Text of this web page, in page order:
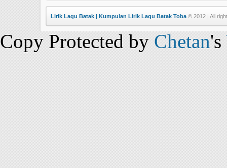
Lirik Lagu Batak | Kumpulan Lirik Lagu Batak Toba © 2012 | All
Copy Protected by Chetan's